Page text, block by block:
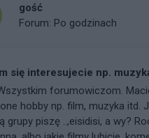
gość
Forum: Po godzinach
się interesujecie np.
forumowiczom.
hobby np. film, muzyka itd.
grupy piszę ..,eisidisi, a wy?